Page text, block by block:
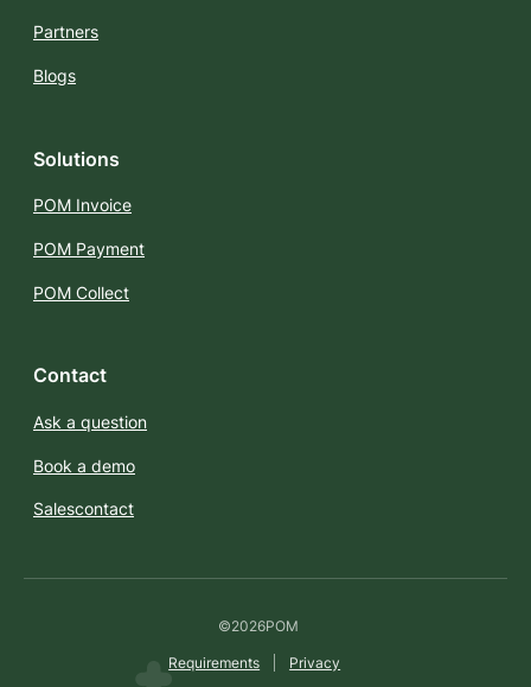
Partners
Blogs
Solutions
POM Invoice
POM Payment
POM Collect
Contact
Ask a question
Book a demo
Salescontact
©2026POM
Requirements Privacy